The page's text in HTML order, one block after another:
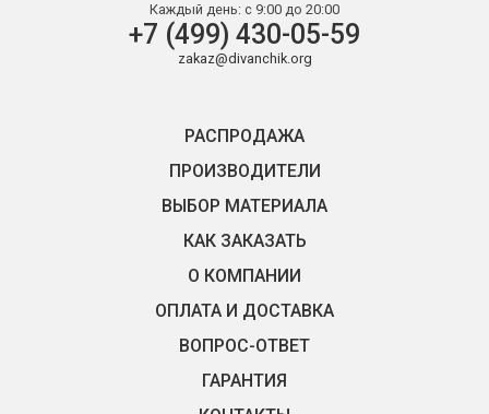
Каждый день: с 9:00 до 20:00
+7 (499) 430-05-59
zakaz@divanchik.org
РАСПРОДАЖА
ПРОИЗВОДИТЕЛИ
ВЫБОР МАТЕРИАЛА
КАК ЗАКАЗАТЬ
О КОМПАНИИ
ОПЛАТА И ДОСТАВКА
ВОПРОС-ОТВЕТ
ГАРАНТИЯ